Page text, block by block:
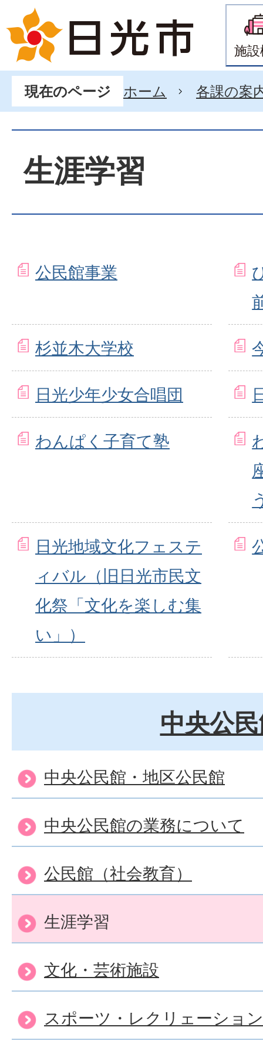
施
現在のページ ホーム 各課の案
生涯学習
公民館事業
杉並木大学校
日光少年少女合唱団
わんぱく子育て塾
日光地域文化フェステ
ィバル（旧日光市民文
化祭「文化を楽しむ集
い」）
中央公
中央公民館・地区公民館
中央公民館の業務について
公民館（社会教育）
生涯学習
文化・芸術施設
スポーツ・レクリェーショ